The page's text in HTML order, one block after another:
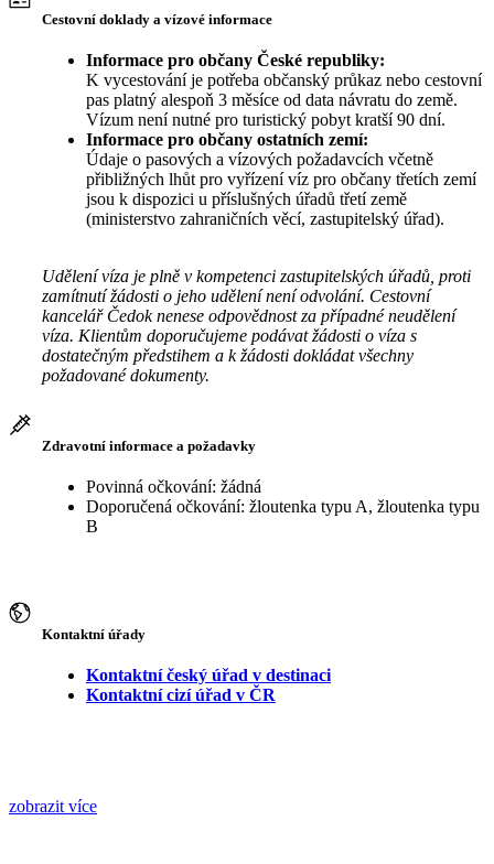
Cestovní doklady a vízové informace
Informace pro občany České republiky:
K vycestování je potřeba občanský průkaz nebo cestovní
pas platný alespoň 3 měsíce od data návratu do země.
Vízum není nutné pro turistický pobyt kratší 90 dní.
Informace pro občany ostatních zemí:
Údaje o pasových a vízových požadavcích včetně
přibližných lhůt pro vyřízení víz pro občany třetích zemí
jsou k dispozici u příslušných úřadů třetí země
(ministerstvo zahraničních věcí, zastupitelský úřad).
Udělení víza je plně v kompetenci zastupitelských úřadů, proti
zamítnutí žádosti o jeho udělení není odvolání. Cestovní
kancelář Čedok nenese odpovědnost za případné neudělení
víza. Klientům doporučujeme podávat žádosti o víza s
dostatečným předstihem a k žádosti dokládat všechny
požadované dokumenty.
Zdravotní informace a požadavky
Povinná očkování: žádná
Doporučená očkování: žloutenka typu A, žloutenka typu
B
Kontaktní úřady
Kontaktní český úřad v destinaci
Kontaktní cizí úřad v ČR
zobrazit více